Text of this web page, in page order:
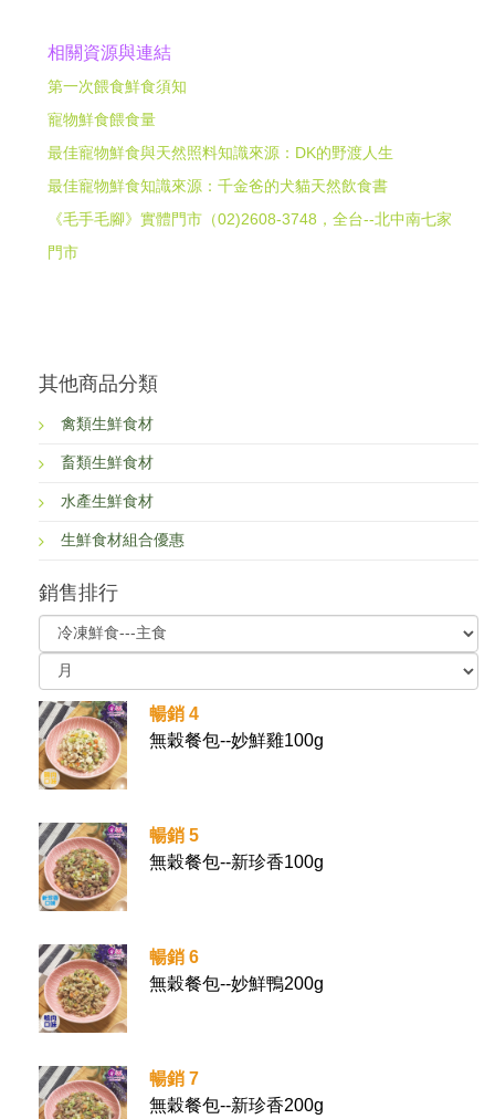
相關資源與連結
第一次餵食鮮食須知
寵物鮮食餵食量
最佳寵物鮮食與天然照料知識來源：DK的野渡人生
最佳寵物鮮食知識來源：千金爸的犬貓天然飲食書
《毛手毛腳》實體門市（02)2608-3748，全台--北中南七家
門市
其他商品分類
禽類生鮮食材
畜類生鮮食材
水產生鮮食材
生鮮食材組合優惠
銷售排行
暢銷 4
無穀餐包--妙鮮雞100g
暢銷 5
無穀餐包--新珍香100g
暢銷 6
無穀餐包--妙鮮鴨200g
暢銷 7
無穀餐包--新珍香200g